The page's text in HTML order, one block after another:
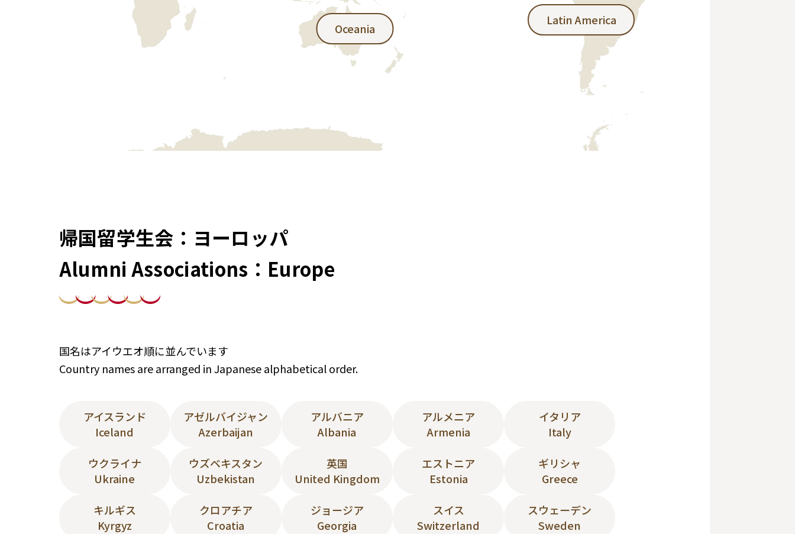
Latin America
Oceania
帰国留学生会：ヨーロッパ
Alumni Associations：Europe
国名はアイウエオ順に並んでいます
Country names are arranged in Japanese alphabetical order.
アイスランド
Iceland
アゼルバイジャン
Azerbaijan
アルバニア
Albania
アルメニア
Armenia
イタリア
Italy
ウクライナ
Ukraine
ウズベキスタン
Uzbekistan
英国
United Kingdom
エストニア
Estonia
ギリシャ
Greece
キルギス
Kyrgyz
クロアチア
Croatia
ジョージア
Georgia
スイス
Switzerland
スウェーデン
Sweden